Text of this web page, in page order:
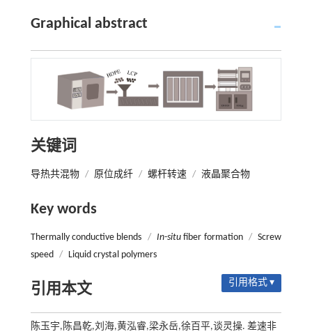
Graphical abstract
关键词
导热共混物 / 原位成纤 / 螺杆转速 / 液晶聚合物
Key words
Thermally conductive blends / In-situ fiber formation / Screw
speed / Liquid crystal polymers
引用本文 引用格式 ▾
陈玉宇,陈昌乾,刘海,黄泓睿,梁永岳,徐百平,谈灵操. 差速非